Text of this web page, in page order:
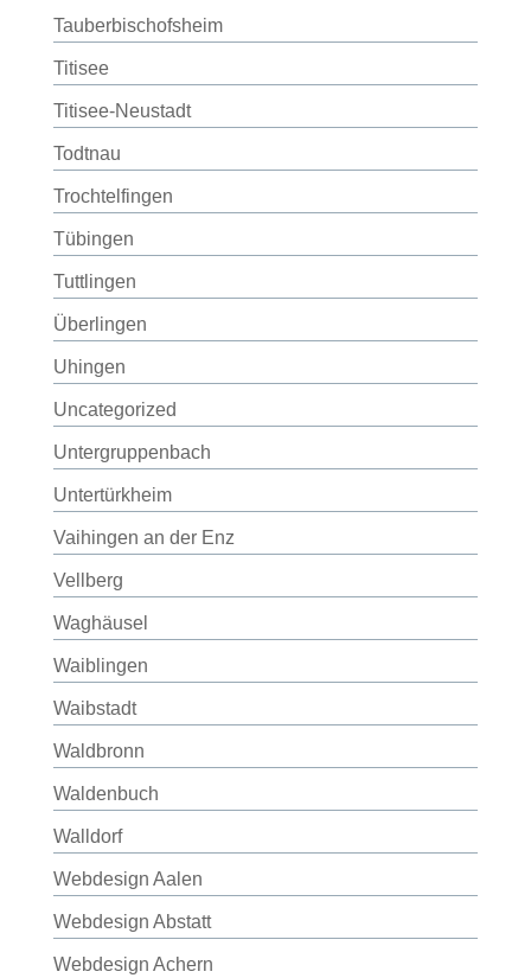
Tauberbischofsheim
Titisee
Titisee-Neustadt
Todtnau
Trochtelfingen
Tübingen
Tuttlingen
Überlingen
Uhingen
Uncategorized
Untergruppenbach
Untertürkheim
Vaihingen an der Enz
Vellberg
Waghäusel
Waiblingen
Waibstadt
Waldbronn
Waldenbuch
Walldorf
Webdesign Aalen
Webdesign Abstatt
Webdesign Achern